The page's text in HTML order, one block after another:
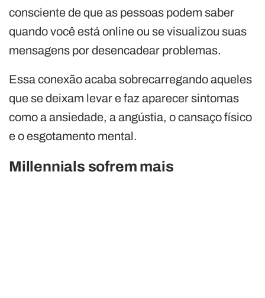
consciente de que as pessoas podem saber
quando você está online ou se visualizou suas
mensagens por desencadear problemas.
Essa conexão acaba sobrecarregando aqueles
que se deixam levar e faz aparecer sintomas
como a ansiedade, a angústia, o cansaço físico
e o esgotamento mental.
Millennials sofrem mais